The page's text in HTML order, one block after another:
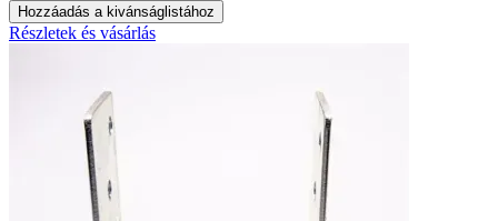
Hozzáadás a kivánságlistához
Részletek és vásárlás